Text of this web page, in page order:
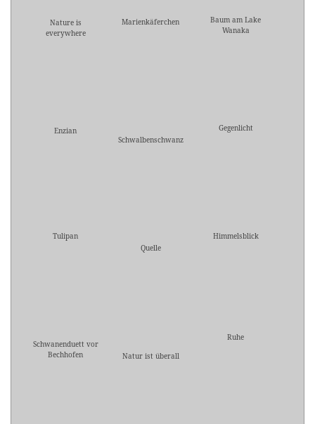
Nature is
everywhere
Marienkäferchen
Baum am Lake
Wanaka
Enzian
Schwalbenschwanz
Gegenlicht
Tulipan
Quelle
Himmelsblick
Schwanenduett vor
Bechhofen
Natur ist überall
Ruhe